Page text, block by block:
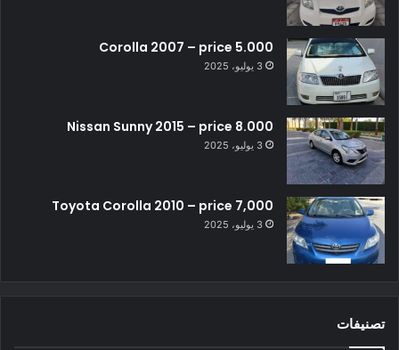
Corolla 2007 – price 5.000
3 يوليو، 2025
Nissan Sunny 2015 – price 8.000
3 يوليو، 2025
Toyota Corolla 2010 – price 7,000
3 يوليو، 2025
تصنيفات